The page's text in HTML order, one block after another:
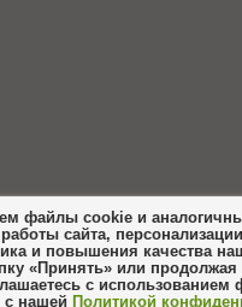
файлы cookie и
сайта,
и повышения качества
«Принять» или продолжая
с использованием
с нашей Политикой